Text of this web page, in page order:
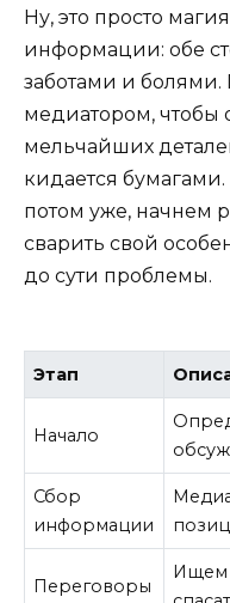
Ну, это просто
информации: обе
заботами и болями.
медиатором, чтобы
мельчайших
кидается
потом уже, начнем
сварить свой
до сути проблемы.
Этап
Начало
Сбор
информации
Переговоры
Ищем